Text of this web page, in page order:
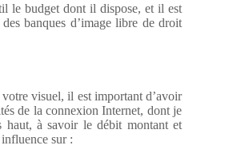
le budget dont il dispose, et il est
banques d’image libre de droit
visuel, il est important d’avoir
de la connexion Internet, dont je
à savoir le débit montant et
sur :